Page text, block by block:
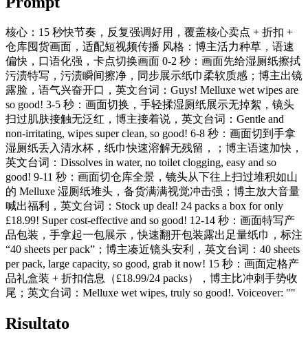
核心：15 秒快节奏，反复强调好用，覆盖核心卖点 + 折扣 +
仓库囤货画面，适配短视频传播 风格：博主活力种草，语速
偏快，口语化强，卡点切换画面 0-2 秒：画面先给湿厕纸擦拭
污渍特写，污渍瞬间擦净，同步展示纸巾柔软质感；博主出镜
露脸，语气兴奋开口，英文台词：Guys! Melluxe wet wipes are
so good! 3-5 秒：画面切换，手轻揉湿厕纸展示无掉絮，镜头
扫过肌肤接触无泛红，博主接着说，英文台词：Gentle and
non-irritating, wipes super clean, so good! 6-8 秒：画面切到手拿
湿厕纸丢入清水杯，纸巾快速溶解无残留，；博主语速加快，
英文台词：Dissolves in water, no toilet clogging, easy and so
good! 9-11 秒：画面切仓库全景，镜头从下往上扫过堆积如山
的 Melluxe 湿厕纸堆头，备货满满视觉冲击强；博主放大音量
喊出福利，英文台词：Stock up deal! 24 packs a box for only
£18.99! Super cost-effective and so good! 12-14 秒：画面特写产
品包装，手拿起一包展示，快速翻开包装露出足量纸巾，标注
“40 sheets per pack”；博主凑近镜头安利，英文台词：40 sheets
per pack, large capacity, so good, grab it now! 15 秒：画面定格产
品礼盒装 + 折扣信息（£18.99/24 packs），博主比冲刺手势收
尾；英文台词：Melluxe wet wipes, truly so good!. Voiceover: ""
Risultato